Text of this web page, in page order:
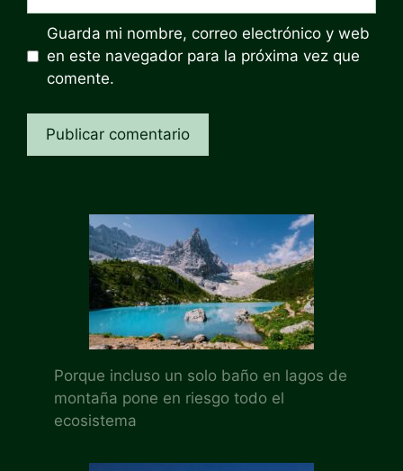
Guarda mi nombre, correo electrónico y web
en este navegador para la próxima vez que
comente.
Porque incluso un solo baño en lagos de
montaña pone en riesgo todo el
ecosistema